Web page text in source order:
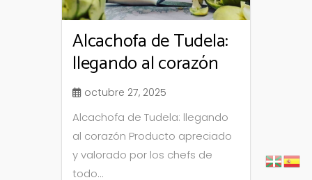
Alcachofa de Tudela:
llegando al corazón
octubre 27, 2025
Alcachofa de Tudela: llegando
al corazón Producto apreciado
y valorado por los chefs de
todo...